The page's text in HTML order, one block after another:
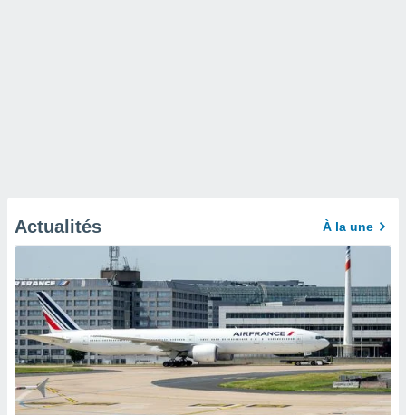
Actualités À la une